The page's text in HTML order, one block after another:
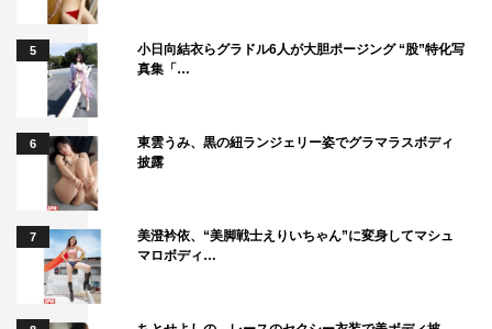
5
小日向結衣らグラドル6人が大胆ポージング “股”特化写
真集「…
6
東雲うみ、黒の紐ランジェリー姿でグラマラスボディ
披露
7
美澄衿依、“美脚戦士えりいちゃん”に変身してマシュ
マロボディ…